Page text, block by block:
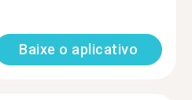
Baixe o aplicativo